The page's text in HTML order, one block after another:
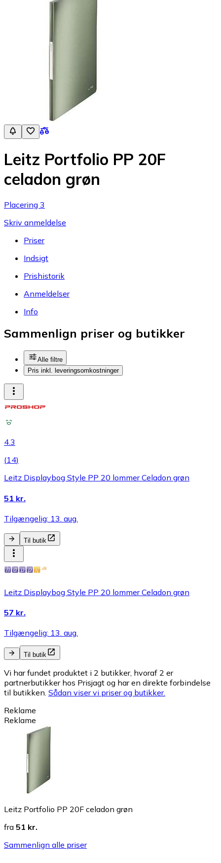
Leitz Portfolio PP 20F
celadon grøn
Placering 3
Skriv anmeldelse
Priser
Indsigt
Prishistorik
Anmeldelser
Info
Sammenlign priser og butikker
Alle filtre
Pris inkl. leveringsomkostninger
4.3
(14)
Leitz Displaybog Style PP 20 lommer Celadon grøn
51 kr.
Tilgængelig: 13. aug.
Til butik
Leitz Displaybog Style PP 20 lommer Celadon grøn
57 kr.
Tilgængelig: 13. aug.
Til butik
Vi har fundet produktet i 2 butikker, hvoraf 2 er
partnerbutikker hos Prisjagt og har en direkte forbindelse
til butikken. Sådan viser vi priser og butikker.
Reklame
Reklame
Leitz Portfolio PP 20F celadon grøn
fra 51 kr.
Sammenlign alle priser